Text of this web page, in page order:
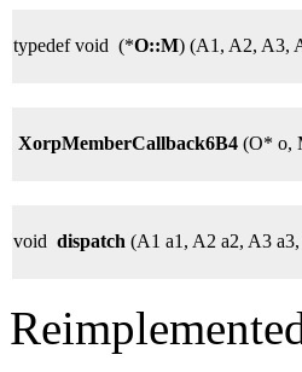
typedef void (*O::M) (A1, A2, A3,
XorpMemberCallback6B4 (O* o,
void dispatch (A1 a1, A2 a2, A3